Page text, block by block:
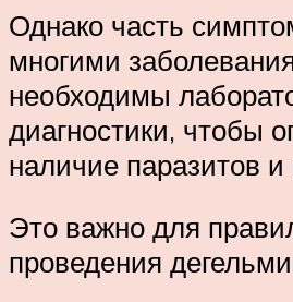
Однако часть
многими
необходимы
диагностики, чтобы
наличие паразитов и
Это важно для
проведения